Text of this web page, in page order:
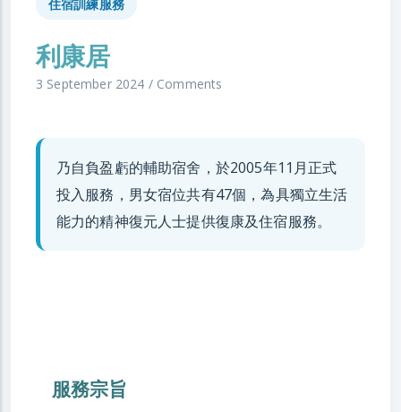
住宿訓練服務
利康居
3 September 2024 / Comments
乃自負盈虧的輔助宿舍，於2005年11月正式
投入服務，男女宿位共有47個，為具獨立生活
能力的精神復元人士提供復康及住宿服務。
服務宗旨